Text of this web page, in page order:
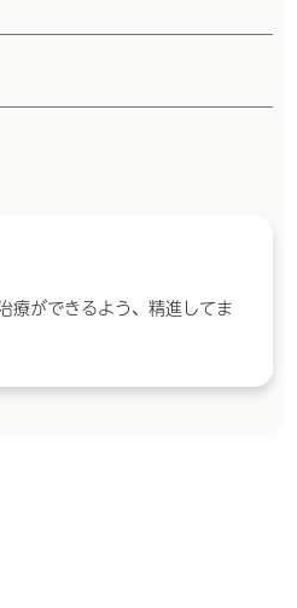
療ができるよう、精進してま